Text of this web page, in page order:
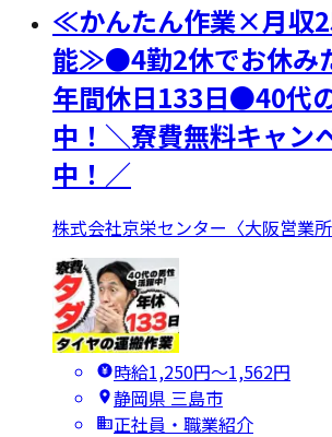
≪かんたん作業×月収
能≫●4勤2休でお休み
年間休日133日●40代
中！＼寮費無料キャン
中！／
株式会社京栄センター〈大阪営業所
時給1,250円〜1,562円
静岡県 三島市
正社員・職業紹介